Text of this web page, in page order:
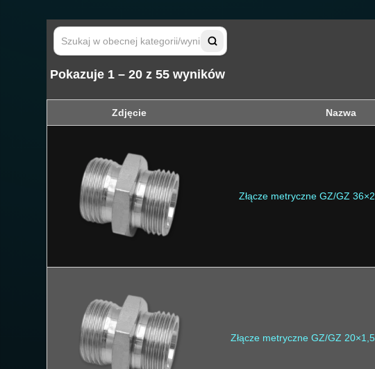
Pokazuje 1 – 20 z 55 wyników
Zdjęcie Nazwa
Złącze metryczne GZ/GZ
Złącze metryczne GZ/GZ